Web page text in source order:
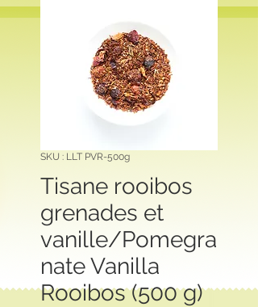
SKU : LLT PVR-500g
Tisane rooibos
grenades et
vanille/Pomegra
nate Vanilla
Rooibos (500 g)